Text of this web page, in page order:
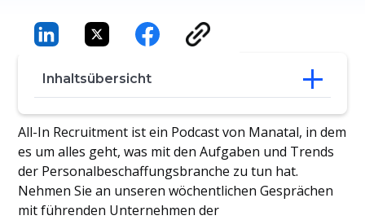
Inhaltsübersicht
Das Erfahrungsparadoxon für
Arbeitssuchende auflösen
Afrikas Arbeitskräfte sind bereit und eifrig
Afrikas technischer Aufstieg wird
schneller erfolgen als der Indiens
Ein Jobangebot, das sich auf mehr als ein
All-In Recruitment ist ein Podcast von Manatal, in dem
es um alles geht, was mit den Aufgaben und Trends
der Personalbeschaffungsbranche zu tun hat.
Nehmen Sie an unseren wöchentlichen Gesprächen
mit führenden Unternehmen der